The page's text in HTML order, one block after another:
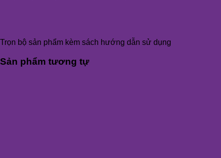
Trọn bộ sản phẩm kèm sách hướng dẫn sử dụng
Sản phẩm tương tự